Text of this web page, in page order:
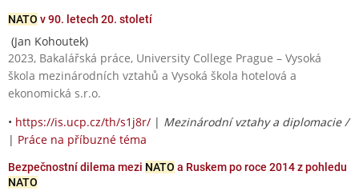
NATO v 90. letech 20. století
(Jan Kohoutek)
2023, Bakalářská práce, University College Prague – Vysoká
škola mezinárodních vztahů a Vysoká škola hotelová a
ekonomická s.r.o.
• https://is.ucp.cz/th/s1j8r/ | Mezinárodní vztahy a diplomacie /
| Práce na příbuzné téma
Bezpečnostní dilema mezi NATO a Ruskem po roce 2014 z pohledu
NATO